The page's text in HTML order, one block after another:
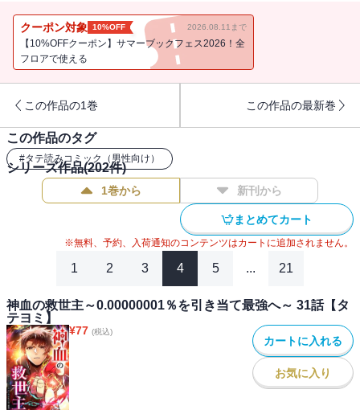
『Studio No.9』が放つ、現代バトルファンタジー！
クーポン対象 10%OFF 2026.08.11まで
【10%OFFクーポン】サマーブックフェス2026！全
フロアで使える
この作品の1巻 この作品の最新巻
この作品のタグ
#タテ読みコミック（男性向け）
シリーズ作品(202件)
1巻から 新刊から
まとめてカート
※無料、予約、入荷通知のコンテンツはカートに追加されません。
1 2 3 4 5 ... 21
神血の救世主～0.00000001％を引き当て最強へ～ 31話【タ
テヨミ】
¥77 (税込)
カートに入れる
お気に入り